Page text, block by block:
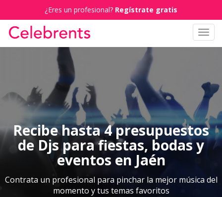
¿Eres un profesional? Regístrate gratis
Recibe hasta 4 presupuestos
de Djs para fiestas, bodas y
eventos en Jaén
Contrata un profesional para pinchar la mejor música del
momento y tus temas favoritos